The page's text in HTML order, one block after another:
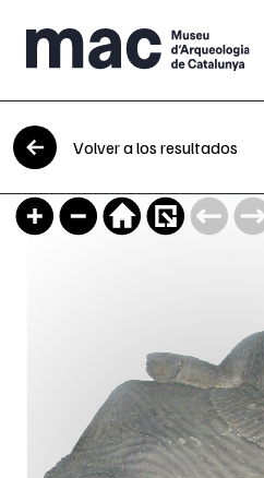
Saltar al contenido
Volver a los resultados